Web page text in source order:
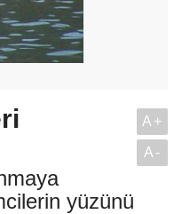
yüzünü
A+
A-